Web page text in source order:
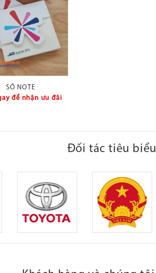
SỔ NOTE
để nhận ưu đãi
Đối tác tiêu biểu